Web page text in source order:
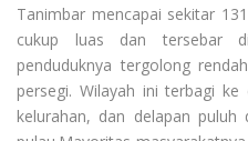
Tanimbar mencapai sekitar
cukup luas dan tersebar
penduduknya tergolong
persegi. Wilayah ini terbagi
kelurahan, dan delapan